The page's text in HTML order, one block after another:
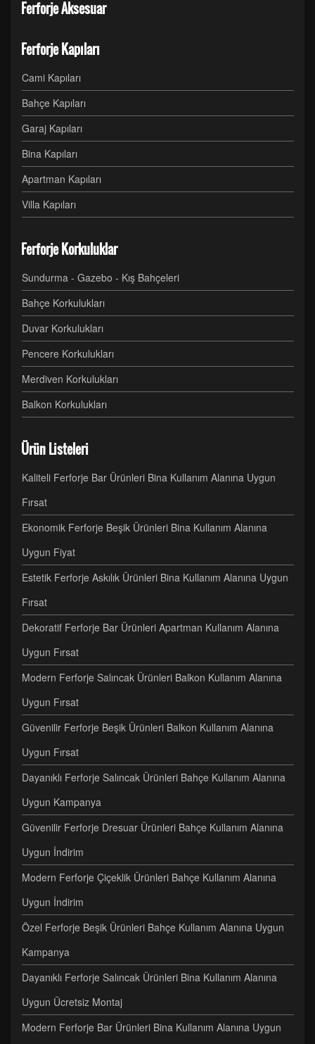
Ferforje Aksesuar
Ferforje Kapıları
Cami Kapıları
Bahçe Kapıları
Garaj Kapıları
Bina Kapıları
Apartman Kapıları
Villa Kapıları
Ferforje Korkuluklar
Sundurma - Gazebo - Kış Bahçeleri
Bahçe Korkulukları
Duvar Korkulukları
Pencere Korkulukları
Merdiven Korkulukları
Balkon Korkulukları
Ürün Listeleri
Kaliteli Ferforje Bar Ürünleri Bina Kullanım Alanına Uygun
Fırsat
Ekonomik Ferforje Beşik Ürünleri Bina Kullanım Alanına
Uygun Fiyat
Estetik Ferforje Askılık Ürünleri Bina Kullanım Alanına Uygun
Fırsat
Dekoratif Ferforje Bar Ürünleri Apartman Kullanım Alanına
Uygun Fırsat
Modern Ferforje Salıncak Ürünleri Balkon Kullanım Alanına
Uygun Fırsat
Güvenilir Ferforje Beşik Ürünleri Balkon Kullanım Alanına
Uygun Fırsat
Dayanıklı Ferforje Salıncak Ürünleri Bahçe Kullanım Alanına
Uygun Kampanya
Güvenilir Ferforje Dresuar Ürünleri Bahçe Kullanım Alanına
Uygun İndirim
Modern Ferforje Çiçeklik Ürünleri Bahçe Kullanım Alanına
Uygun İndirim
Özel Ferforje Beşik Ürünleri Bahçe Kullanım Alanına Uygun
Kampanya
Dayanıklı Ferforje Salıncak Ürünleri Bina Kullanım Alanına
Uygun Ücretsiz Montaj
Modern Ferforje Bar Ürünleri Bina Kullanım Alanına Uygun